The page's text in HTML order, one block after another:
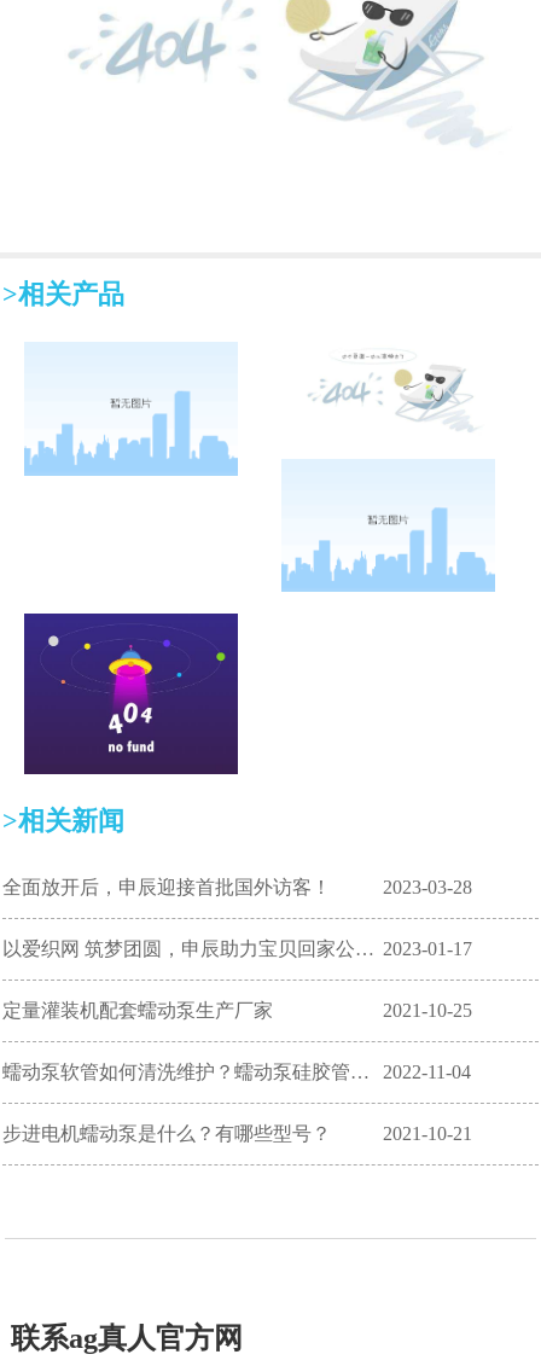
>相关产品
>相关新闻
全面放开后，申辰迎接首批国外访客！ 2023-03-28
以爱织网 筑梦团圆，申辰助力宝贝回家公益项目！ 2023-01-17
定量灌装机配套蠕动泵生产厂家 2021-10-25
蠕动泵软管如何清洗维护？蠕动泵硅胶管如何保养？ 2022-11-04
步进电机蠕动泵是什么？有哪些型号？ 2021-10-21
联系ag真人官方网